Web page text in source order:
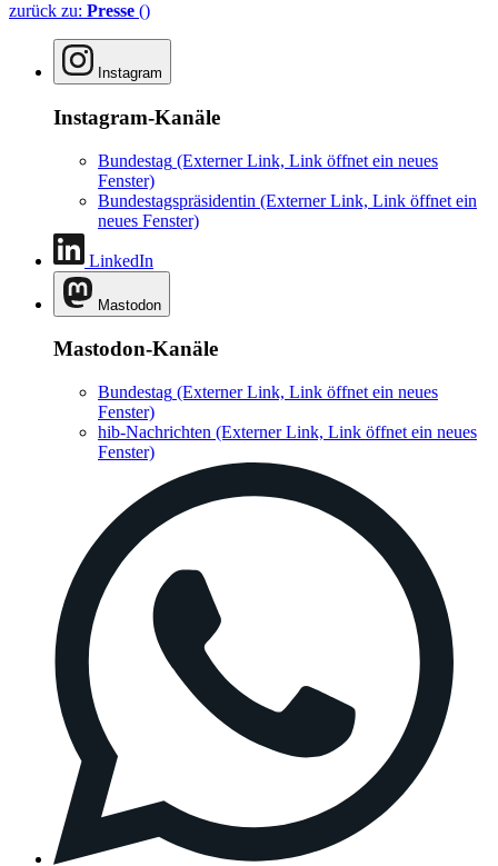
zurück zu: Presse ()
Instagram
Instagram-Kanäle
Bundestag (Externer Link, Link öffnet ein neues
Fenster)
Bundestagspräsidentin (Externer Link, Link öffnet ein
neues Fenster)
LinkedIn
Mastodon
Mastodon-Kanäle
Bundestag (Externer Link, Link öffnet ein neues
Fenster)
hib-Nachrichten (Externer Link, Link öffnet ein neues
Fenster)